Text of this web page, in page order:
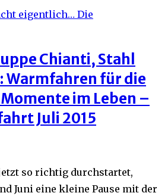
eigentlich… Die
Chianti, Stahl
Warmfahren für die
im Leben –
Juli 2015
so richtig durchstartet,
Juni eine kleine Pause mit der